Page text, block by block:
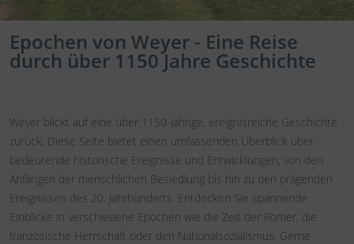
Epochen von Weyer - Eine Reise
durch über 1150 Jahre Geschichte
Weyer blickt auf eine über 1150-jährige, ereignisreiche Geschichte
zurück. Diese Seite bietet einen umfassenden Überblick über
bedeutende historische Ereignisse und Entwicklungen, von den
Anfängen der menschlichen Besiedlung bis hin zu den prägenden
Ereignissen des 20. Jahrhunderts. Entdecken Sie spannende
Einblicke in verschiedene Epochen wie die Zeit der Römer, die
französische Herrschaft oder den Nationalsozialismus. Gerne